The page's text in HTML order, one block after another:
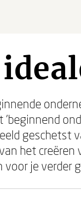
geschetst
het creëren
je verder